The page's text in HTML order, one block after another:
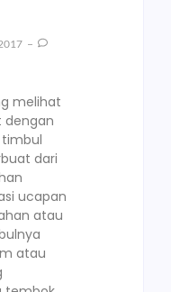
melihat
dari
ucapan
atau
atau